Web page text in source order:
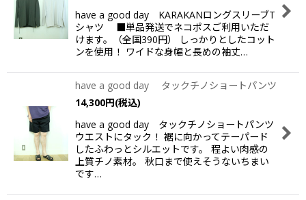
have a good day KARAKANロングスリーブT
シャツ ■単品発送でネコポスご利用いただ
けます。（全国390円） しっかりとしたコット
ンを使用！ ワイドな身幅と長めの袖丈…
have a good day タックチノショートパンツ
14,300円(税込)
have a good day タックチノショートパンツ
ウエストにタック！ 裾に向かってテーパード
したふわっとシルエットです。 程よい肉感の
上質チノ素材。 秋口まで使えそうないちまい
です…